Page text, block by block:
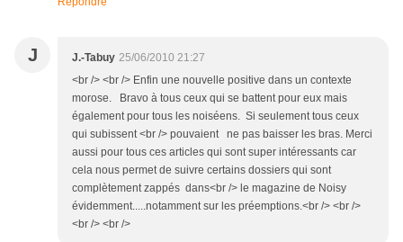
J J.-Tabuy 25/06/2010 21:27
<br /> <br /> Enfin une nouvelle positive dans un contexte
morose. Bravo à tous ceux qui se battent pour eux mais
également pour tous les noiséens. Si seulement tous ceux
qui subissent <br /> pouvaient ne pas baisser les bras. Merci
aussi pour tous ces articles qui sont super intéressants car
cela nous permet de suivre certains dossiers qui sont
complètement zappés dans<br /> le magazine de Noisy
évidemment.....notamment sur les préemptions.<br /> <br />
<br /> <br />